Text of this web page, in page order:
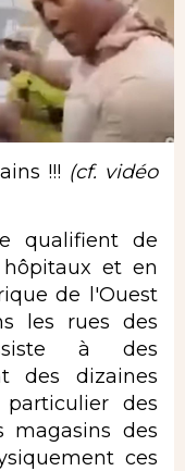
!!! (cf. vidéo
qualifient de
hôpitaux et en
de l'Ouest
les rues des
à des
des dizaines
des
magasins des
ces